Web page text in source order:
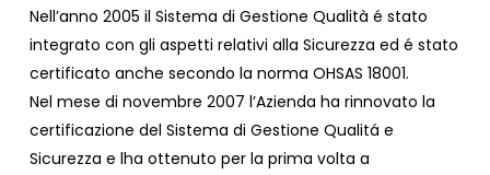
Nell’anno 2005 il Sistema di Gestione Qualità é stato
integrato con gli aspetti relativi alla Sicurezza ed é stato
certificato anche secondo la norma OHSAS 18001.
Nel mese di novembre 2007 l’Azienda ha rinnovato la
certificazione del Sistema di Gestione Qualitá e
Sicurezza e lha ottenuto per la prima volta a